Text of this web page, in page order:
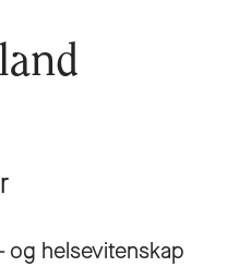
helsevitenskap